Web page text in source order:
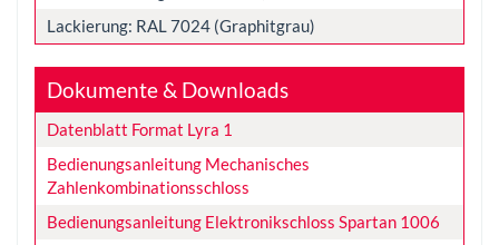
Lackierung: RAL 7024 (Graphitgrau)
Dokumente & Downloads
Datenblatt Format Lyra 1
Bedienungsanleitung Mechanisches
Zahlenkombinationsschloss
Bedienungsanleitung Elektronikschloss Spartan 1006